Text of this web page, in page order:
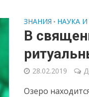
ЗНАНИЯ • НАУКА
В
28.02.2019
Озеро